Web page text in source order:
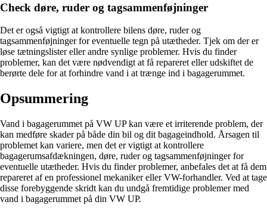
Check døre, ruder og tagsammenføjninger
Det er også vigtigt at kontrollere bilens døre, ruder og
tagsammenføjninger for eventuelle tegn på utætheder. Tjek om der er
løse tætningslister eller andre synlige problemer. Hvis du finder
problemer, kan det være nødvendigt at få repareret eller udskiftet de
berørte dele for at forhindre vand i at trænge ind i bagagerummet.
Opsummering
Vand i bagagerummet på VW UP kan være et irriterende problem, der
kan medføre skader på både din bil og dit bagageindhold. Årsagen til
problemet kan variere, men det er vigtigt at kontrollere
bagagerumsafdækningen, døre, ruder og tagsammenføjninger for
eventuelle utætheder. Hvis du finder problemer, anbefales det at få dem
repareret af en professionel mekaniker eller VW-forhandler. Ved at tage
disse forebyggende skridt kan du undgå fremtidige problemer med
vand i bagagerummet på din VW UP.